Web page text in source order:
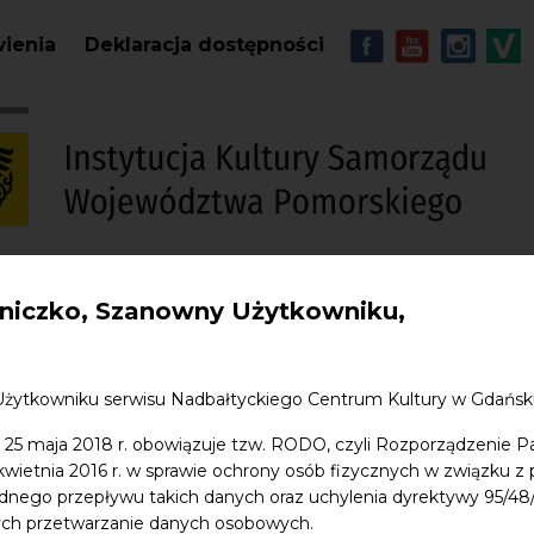
Szanowny Użytkowniku,
serwisu Nadbałtyckiego Centrum Kultury w
maja 2018 r. obowiązuje tzw. RODO, czyli Rozporządzenie
2016 r. w sprawie ochrony osób fizycznych w związku
przepływu takich danych oraz uchylenia dyrektywy 95/
przetwarzanie danych osobowych.
Deklaracja dostępności MENU -
Jana Sklep